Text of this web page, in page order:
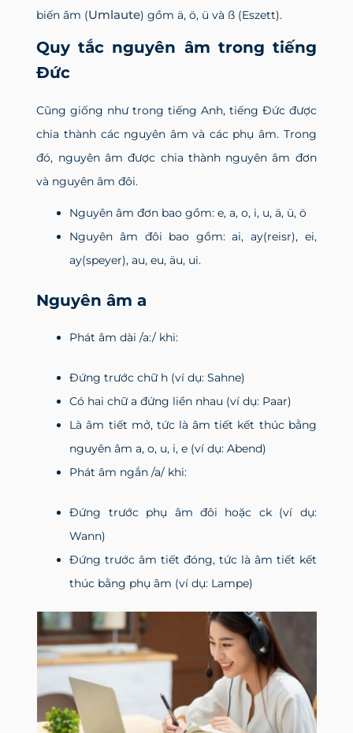
biến âm (Umlaute) gồm ä, ö, ü và ß (Eszett).
Quy tắc nguyên âm trong tiếng
Đức
Cũng giống như trong tiếng Anh, tiếng Đức được
chia thành các nguyên âm và các phụ âm. Trong
đó, nguyên âm được chia thành nguyên âm đơn
và nguyên âm đôi.
Nguyên âm đơn bao gồm: e, a, o, i, u, ä, ü, ö
Nguyên âm đôi bao gồm: ai, ay(reisr), ei,
ay(speyer), au, eu, äu, ui.
Nguyên âm a
Phát âm dài /a:/ khi:
Đứng trước chữ h (ví dụ: Sahne)
Có hai chữ a đứng liền nhau (ví dụ: Paar)
Là âm tiết mở, tức là âm tiết kết thúc bằng
nguyên âm a, o, u, i, e (ví dụ: Abend)
Phát âm ngắn /a/ khi:
Đứng trước phụ âm đôi hoặc ck (ví dụ:
Wann)
Đứng trước âm tiết đóng, tức là âm tiết kết
thúc bằng phụ âm (ví dụ: Lampe)